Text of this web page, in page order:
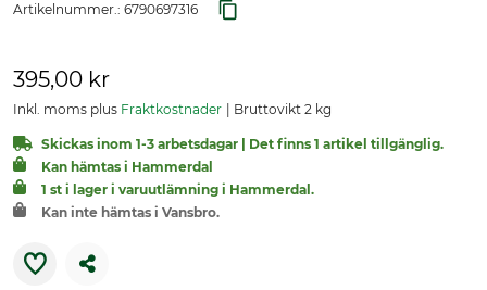
Artikelnummer.: 6790697316
395,00 kr
Inkl. moms plus Fraktkostnader Bruttovikt 2 kg
Skickas inom 1-3 arbetsdagar | Det finns 1 artikel tillgänglig.
Kan hämtas i Hammerdal
1 st i lager i varuutlämning i Hammerdal.
Kan inte hämtas i Vansbro.